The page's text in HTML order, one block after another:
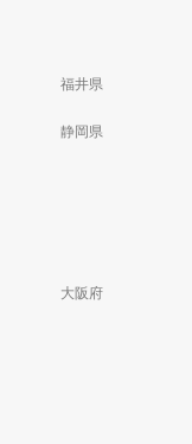
福井県
静岡県
大阪府